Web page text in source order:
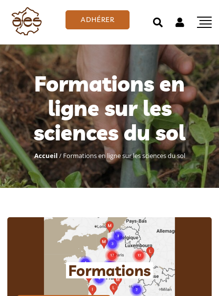
ADHÉRER
Formations en
ligne sur les
sciences du sol
Accueil / Formations en ligne sur les sciences du sol